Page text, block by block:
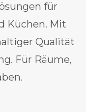
für
Küchen. Mit
Qualität
Für Räume,